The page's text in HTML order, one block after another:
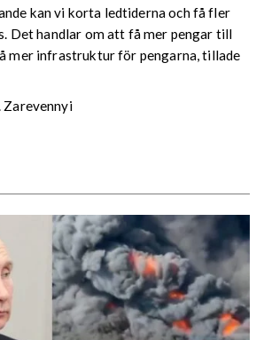
kan vi korta ledtiderna och få fler
Det handlar om att få mer pengar till
mer infrastruktur för pengarna, tillade
Zarevennyi